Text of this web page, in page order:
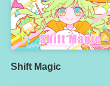
Shift Magic